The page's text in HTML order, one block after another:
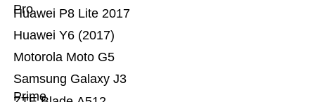
Samsung Galaxy J3
Prime
Motorola Moto G5
Huawei Y6 (2017)
Huawei P8 Lite 2017
Pro